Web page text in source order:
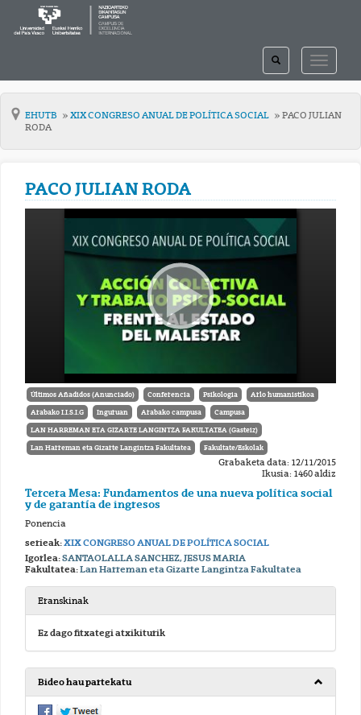
TOGGLE
TOGGLE
SEARCH
EHUTB XIX CONGRESO ANUAL DE POLÍTICA SOCIAL
PACO JULIAN
RODA
PACO JULIAN RODA
Últimos Añadidos (Anunciado) Conferencia Psikologia Arlo humanistikoa
Arabako I.I.S.I.G Inguruan Arabako campusa Campusa
LAN HARREMAN ETA GIZARTE LANGINTZA FAKULTATEA (Gasteiz)
Lan Harreman eta Gizarte Langintza Fakultatea Fakultate/Eskolak
Grabaketa data: 12/11/2015
Ikusia: 1460 aldiz
Tercera Mesa: Fundamentos de una nueva política social
y de garantía de ingresos
Ponencia
serieak:XIX CONGRESO ANUAL DE POLÍTICA SOCIAL
Igorlea:SANTAOLALLA SANCHEZ, JESUS MARIA
Fakultatea:Lan Harreman eta Gizarte Langintza Fakultatea
Eranskinak
Ez dago fitxategi atxikiturik
Bideo hau partekatu